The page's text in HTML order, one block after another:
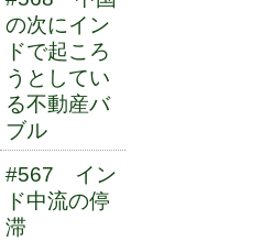
の次にイン
ドで起ころ
うとしてい
る不動産バ
ブル
#567 イン
ド中流の停
滞